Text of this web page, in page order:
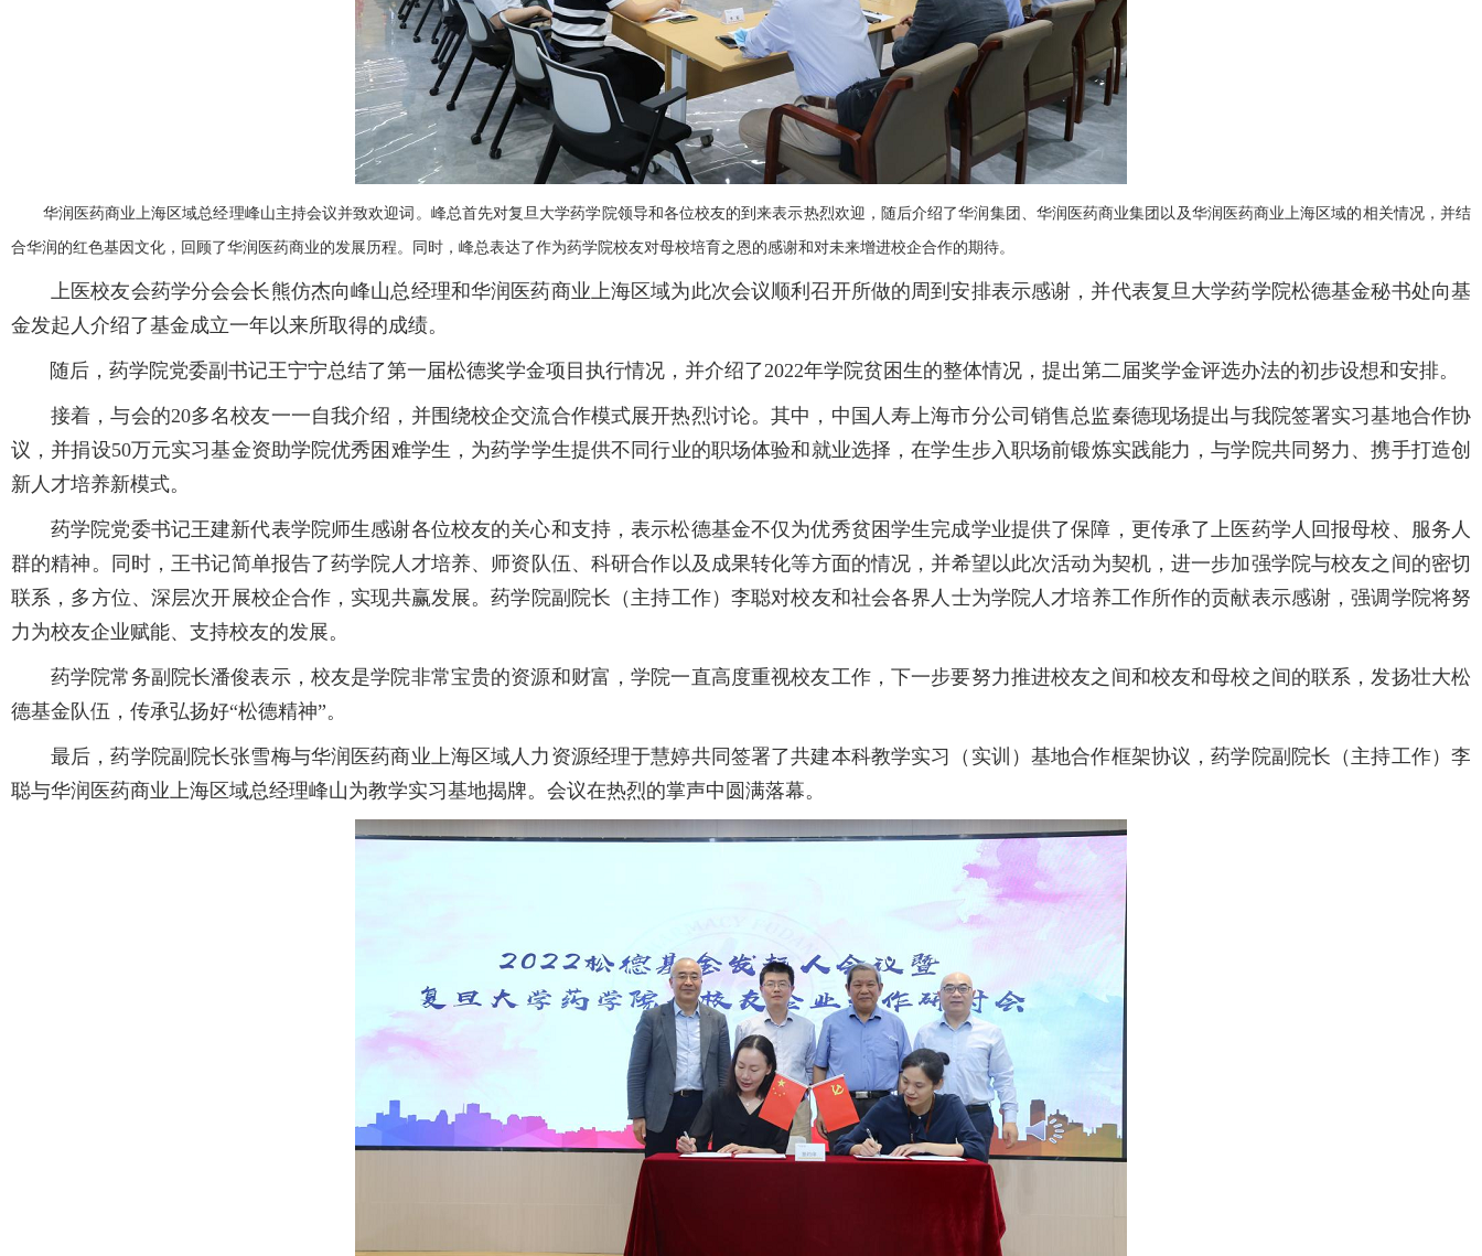
华润医药商业上海区域总经理峰山主持会议并致欢迎词。峰总首先对复旦大学药学院领导和各位校友的到来表示热烈欢迎，随后介绍了华润集团、华润医药商业集团以及华润医药商业上海区域的相关情况，并结
合华润的红色基因文化，回顾了华润医药商业的发展历程。同时，峰总表达了作为药学院校友对母校培育之恩的感谢和对未来增进校企合作的期待。
上医校友会药学分会会长熊仿杰向峰山总经理和华润医药商业上海区域为此次会议顺利召开所做的周到安排表示感谢，并代表复旦大学药学院松德基金秘书处向基
金发起人介绍了基金成立一年以来所取得的成绩。
随后，药学院党委副书记王宁宁总结了第一届松德奖学金项目执行情况，并介绍了2022年学院贫困生的整体情况，提出第二届奖学金评选办法的初步设想和安排。
接着，与会的20多名校友一一自我介绍，并围绕校企交流合作模式展开热烈讨论。其中，中国人寿上海市分公司销售总监秦德现场提出与我院签署实习基地合作协
议，并捐设50万元实习基金资助学院优秀困难学生，为药学学生提供不同行业的职场体验和就业选择，在学生步入职场前锻炼实践能力，与学院共同努力、携手打造创
新人才培养新模式。
药学院党委书记王建新代表学院师生感谢各位校友的关心和支持，表示松德基金不仅为优秀贫困学生完成学业提供了保障，更传承了上医药学人回报母校、服务人
群的精神。同时，王书记简单报告了药学院人才培养、师资队伍、科研合作以及成果转化等方面的情况，并希望以此次活动为契机，进一步加强学院与校友之间的密切
联系，多方位、深层次开展校企合作，实现共赢发展。药学院副院长（主持工作）李聪对校友和社会各界人士为学院人才培养工作所作的贡献表示感谢，强调学院将努
力为校友企业赋能、支持校友的发展。
药学院常务副院长潘俊表示，校友是学院非常宝贵的资源和财富，学院一直高度重视校友工作，下一步要努力推进校友之间和校友和母校之间的联系，发扬壮大松
德基金队伍，传承弘扬好“松德精神”。
最后，药学院副院长张雪梅与华润医药商业上海区域人力资源经理于慧婷共同签署了共建本科教学实习（实训）基地合作框架协议，药学院副院长（主持工作）李
聪与华润医药商业上海区域总经理峰山为教学实习基地揭牌。会议在热烈的掌声中圆满落幕。